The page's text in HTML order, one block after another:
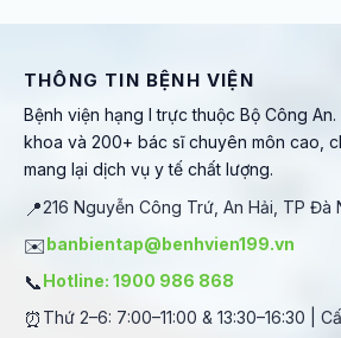
THÔNG TIN BỆNH VIỆN
Bệnh viện hạng I trực thuộc Bộ Công
khoa và 200+ bác sĩ chuyên môn cao,
mang lại dịch vụ y tế chất lượng.
📍216 Nguyễn Công Trứ, An Hải, TP Đà
✉️banbientap@benhvien199.vn
📞Hotline: 1900 986 868
⏰ Thứ 2–6: 7:00–11:00 & 13:30–16:30 |